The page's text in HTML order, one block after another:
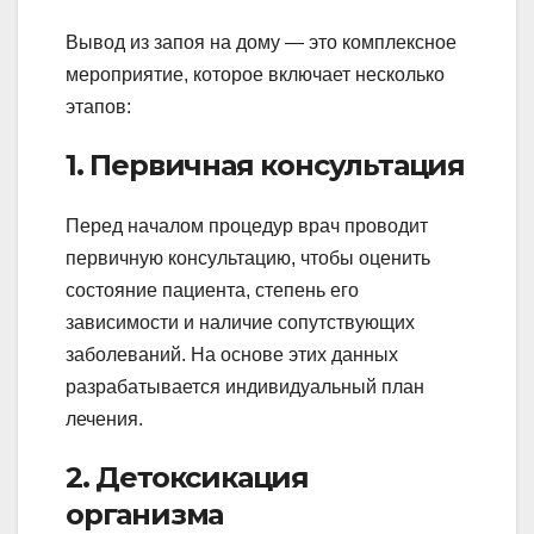
Вывод из запоя на дому — это комплексное
мероприятие, которое включает несколько
этапов:
1. Первичная консультация
Перед началом процедур врач проводит
первичную консультацию, чтобы оценить
состояние пациента, степень его
зависимости и наличие сопутствующих
заболеваний. На основе этих данных
разрабатывается индивидуальный план
лечения.
2. Детоксикация
организма